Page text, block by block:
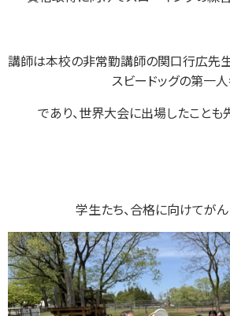
講師は本校の非常勤講師の関口行広先
スビードッグの第一
であり、世界大会に出場したことも
学生たち、合格に向けてが